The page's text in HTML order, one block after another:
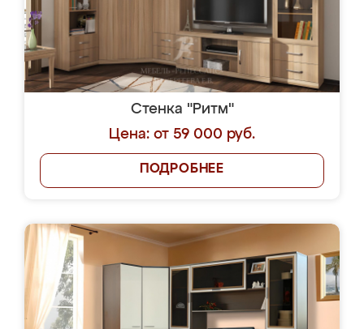
Стенка "Ритм"
Цена: от 59 000 руб.
ПОДРОБНЕЕ